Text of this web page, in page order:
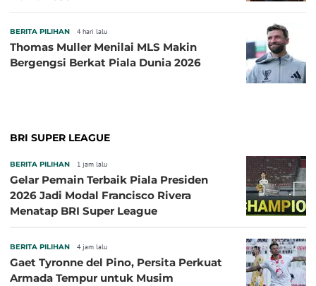
BERITA PILIHAN 4 hari lalu
Thomas Muller Menilai MLS Makin
Bergengsi Berkat Piala Dunia 2026
BRI SUPER LEAGUE
BERITA PILIHAN 1 jam lalu
Gelar Pemain Terbaik Piala Presiden
2026 Jadi Modal Francisco Rivera
Menatap BRI Super League
BERITA PILIHAN 4 jam lalu
Gaet Tyronne del Pino, Persita Perkuat
Armada Tempur untuk Musim